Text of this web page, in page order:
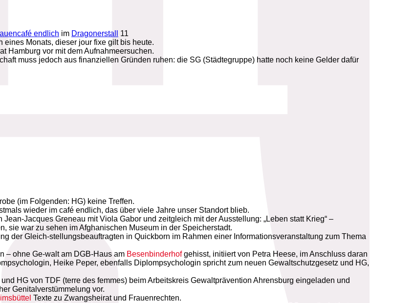
endlich im Dragonerstall
11
Monats, dieser jour fixe gilt bis heute.
Hamburg vor mit dem Aufnahmeersuchen.
muss jedoch aus finanziellen Gründen ruhen: die SG (Städtegruppe) hatte noch keine Gelder dafür
(im Folgenden: HG) keine Treffen.
wieder im café endlich, das über viele Jahre unser Standort blieb.
Jacques Greneau mit Viola Gabor und zeitgleich mit der Ausstellung: „Leben statt Krieg“ –
sie war zu sehen im Afghanischen Museum in der Speicherstadt.
der Gleich-stellungsbeauftragten in Quickborn im Rahmen einer Informationsveranstaltung zum Thema
– ohne Ge-walt am DGB-Haus am Besenbinderhofgehisst, initiiert von Petra Heese, im Anschluss daran
Heike Peper, ebenfalls Diplompsychologin spricht zum neuen Gewaltschutzgesetz und HG,
HG von TDF (terre des femmes) beim Arbeitskreis Gewaltprävention Ahrensburg eingeladen und
Genitalverstümmelung vor.
Texte zu Zwangsheirat und Frauenrechten.